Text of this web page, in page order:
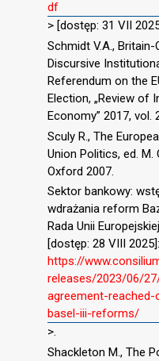
df
> [dostęp: 31 VII
Schmidt V.A.,
Discursive
Referendum on the
Election, „Review of
Economy” 2017, vol.
Sculy R., The
Union Politics, ed. M.
Oxford 2007.
Sektor bankowy:
wdrażania reform
Rada Unii
[dostęp: 28 VIII
https://
releases/2023/06/
agreement-
basel-iii-reforms/
>.
Shackleton M., The